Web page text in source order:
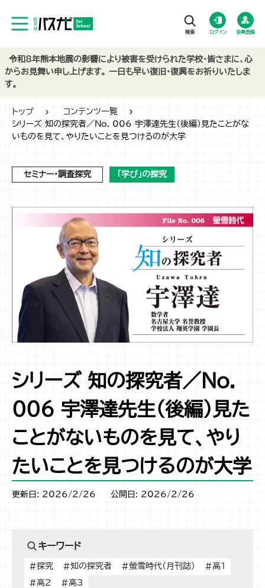
ログイン 会員登録
トップ
コンテンツ一覧
シリーズ 知の探究者／No. 006 宇澤達先生（後編）見たことがな
いものを見て、やりたいことを見つけるのが大学
セミナー・調査探究 「学び」の探究
シリーズ 知の探究者／No.
006 宇澤達先生（後編）見た
ことがないものを見て、やり
たいことを見つけるのが大学
更新日: 2026/2/26 公開日: 2026/2/26
キーワード
#探究 #知の探究者 #螢雪時代（月刊誌）
#高1
#高2
#高3
令和8年熊本地震の影響により被害を受けられた学校・皆さまに、心
からお見舞い申し上げます。 一日も早い復旧・復興をお祈りいたしま
す。